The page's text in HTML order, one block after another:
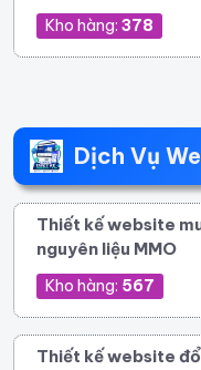
Kho hàng: 378
Dịch Vụ
Thiết kế website
nguyên liệu MMO
Kho hàng: 567
Thiết kế website